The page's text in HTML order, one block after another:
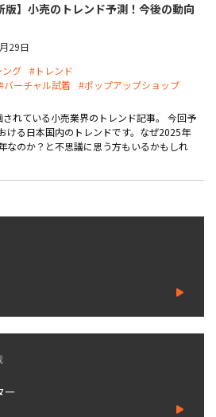
へ
版】小売のトレンド予測！今後の動向
29日
グ #トレンド
バーチャル試着
#ポップアップショップ
れている小売業界のトレンド記事。 今回予
ける日本国内のトレンドです。なぜ2025年
なのか？と不思議に思う方もいるかもしれ
ー